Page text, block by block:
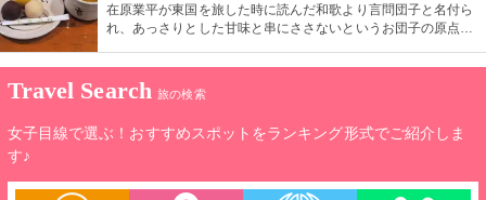
在原業平が東国を旅した時に読んだ和歌より言問団子と名付ら
れ、あっさりとした甘味と串にささないというお団子の原点を
の餡の３種類がある。
Travel Search 旅の検索
女子目線で選ぶ！おすすめスポットをランキング形式でご紹介しま
す♪